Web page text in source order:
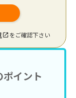
をご確認下さい
イント